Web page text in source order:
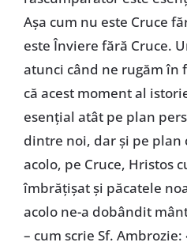
Aşa cum nu este Cruce
este Înviere fără Cruce.
atunci când ne rugăm în
că acest moment al
esenţial atât pe plan
dintre noi, dar şi pe
acolo, pe Cruce, Hristos
îmbrăţişat şi păcatele
acolo ne-a dobândit
– cum scrie Sf. Ambrozie: